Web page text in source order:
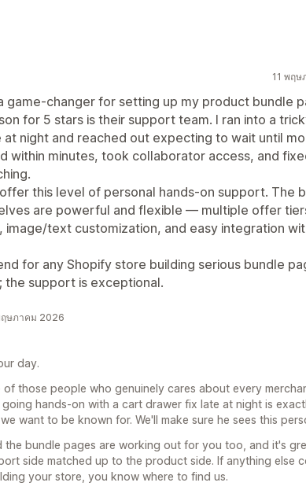
11 พฤ
game-changer for setting up my product bundle
for 5 stars is their support team. I ran into a
at night and reached out expecting to wait until
within minutes, took collaborator access, and
this level of personal hands-on support. The
are powerful and flexible — multiple offer
image/text customization, and easy integration
for any Shopify store building serious bundle
the support is exceptional.
ษภาคม 2026
day.
of those people who genuinely cares about every
hands-on with a cart drawer fix late at night is
want to be known for. We'll make sure he sees this
the bundle pages are working out for you too, and it's
side matched up to the product side. If anything else
your store, you know where to find us.